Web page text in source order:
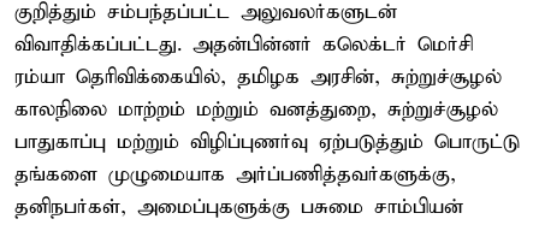
குறித்தும் சம்பந்தப்பட்ட அலுவலர்களுடன்
விவாதிக்கப்பட்டது. அதன்பின்னர் கலெக்டர் மெர்சி
ரம்யா தெரிவிக்கையில், தமிழக அரசின், சுற்றுச்சூழல்
காலநிலை மாற்றம் மற்றும் வனத்துறை, சுற்றுச்சூழல்
பாதுகாப்பு மற்றும் விழிப்புணர்வு ஏற்படுத்தும் பொருட்டு
தங்களை முழுமையாக அர்ப்பணித்தவர்களுக்கு,
தனிநபர்கள், அமைப்புகளுக்கு பசுமை சாம்பியன்